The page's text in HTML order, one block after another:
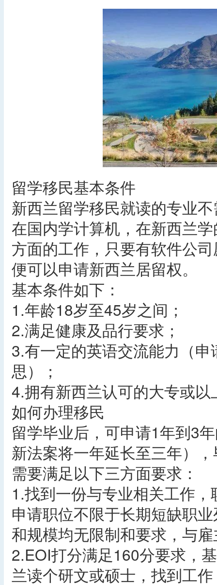
留学移民基本条件
新西兰留学移民就读的专业
在国内学计算机，在新西兰
方面的工作，只要有软件公
便可以申请新西兰居留权。
基本条件如下：
1.年龄18岁至45岁之间；
2.满足健康及品行要求；
3.有一定的英语交流能力（
思）；
4.拥有新西兰认可的大专或以
如何办理移民
留学毕业后，可申请1年到3
新法案将一年延长至三年）
需要满足以下三方面要求：
1.找到一份与专业相关工作
申请职位不限于长期短缺职
和规模均无限制和要求，与
2.EOI打分满足160分要求，
兰读个研文或硕士，找到工